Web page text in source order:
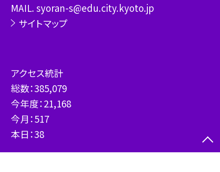
MAIL. syoran-s@edu.city.kyoto.jp
サイトマップ
アクセス統計
総数：385,079
今年度：21,168
今月：517
本日：38